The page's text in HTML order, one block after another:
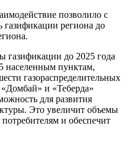
позволило с
газификации региона до
газификации до 2025 года
населенным пунктам,
газораспределительных
и «Теберда»
для развития
Это увеличит объемы
и обеспечит